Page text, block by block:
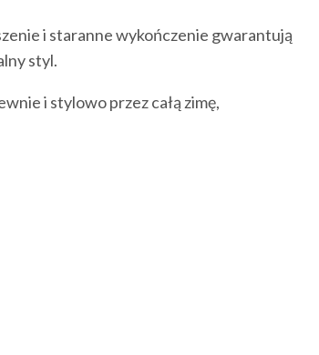
i staranne wykończenie gwarantują
styl.
i stylowo przez całą zimę,